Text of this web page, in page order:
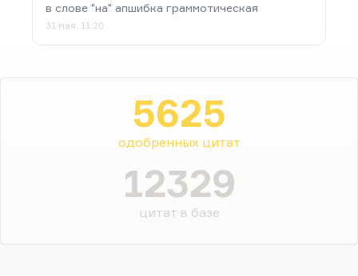
в слове "на" апшибка граммотическая
31 мая, 11:20
5625
одобренных цитат
12329
цитат в базе